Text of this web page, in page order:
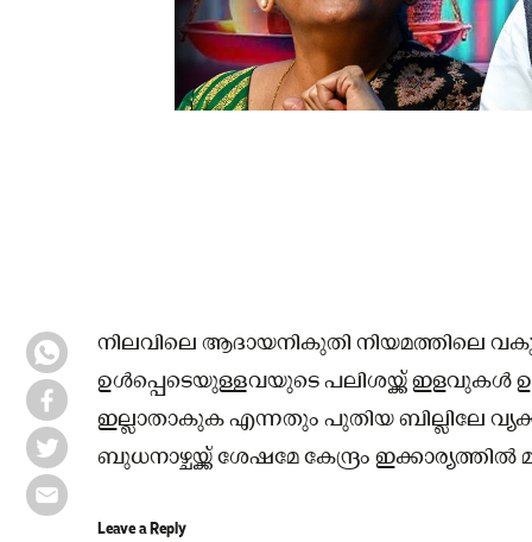
നിലവിലെ ആദായനികുതി നിയമത്തിലെ
ഉൾപ്പെടെയുള്ളവയുടെ പലിശയ്ക്ക്
ഇല്ലാതാകുക എന്നതും പുതിയ ബില്ലിലേ
ബുധനാഴ്ചയ്ക്ക് ശേഷമേ കേന്ദ്രം ഇക്കാര്യത്തിൽ
Leave a Reply